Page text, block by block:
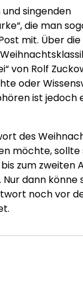
singenden
die man
mit. Über
von Rolf
oder
ist jedoch
des
möchte, sollte
zum zweiten
Nur dann
noch vor